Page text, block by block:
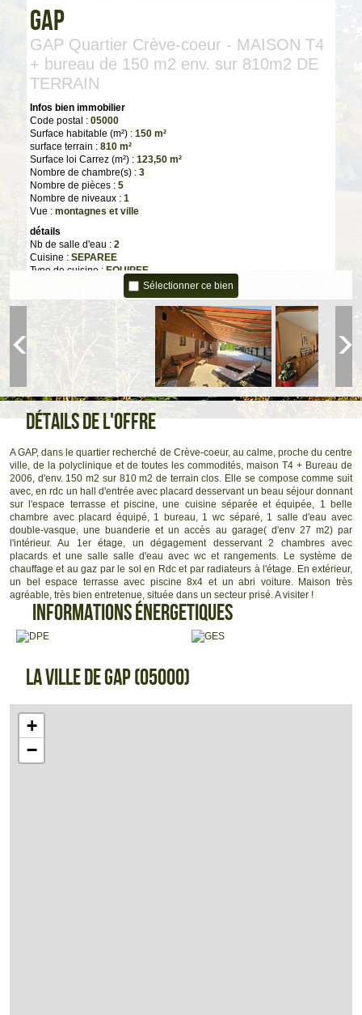
Gap
GAP Quartier Crève-coeur - MAISON T4
+ bureau de 150 m2 env. sur 810m2 DE
TERRAIN
Infos bien immobilier
Code postal :05000
Surface habitable (m²) :150 m²
surface terrain :810 m²
Surface loi Carrez (m²) :123,50 m²
Nombre de chambre(s) :3
Nombre de pièces :5
Nombre de niveaux :1
Vue :montagnes et ville
détails
Nb de salle d'eau :2
Cuisine :SEPAREE
Type de cuisine :EQUIPEE
Gaz, Gaz, Bois
Radiateur, Au sol, Poêle
Individuel, Individuel, Individuel
Nombre de garage :
Nombre de parking :
3
Exposition :
Année de construction :2006
Terrain piscinable :
OUI
Terrain arboré :OUI
Distribution d'eau :INDIVIDUEL
Energie d'eau :GAZ
Informations de copropriété
Copropriété :NON
Infos Financières
Prix de vente honoraires TTC inclus : 599 000 €
Prix de vente honoraires TTC exclus :575 961,52 €
Honoraires TTC à la charge acquéreur : 4 %
Taxe foncière annuelle :2 931 €
Réf: 2119
Sélectionner ce bien
Détails de l'offre
A GAP, dans le quartier recherché de Crève-coeur, au calme, proche du centre
ville, de la polyclinique et de toutes les commodités, maison T4 + Bureau de
2006, d'env. 150 m2 sur 810 m2 de terrain clos. Elle se compose comme suit
avec, en rdc un hall d'entrée avec placard desservant un beau séjour donnant
sur l'espace terrasse et piscine, une cuisine séparée et équipée, 1 belle
chambre avec placard équipé, 1 bureau, 1 wc séparé, 1 salle d'eau avec
double-vasque, une buanderie et un accès au garage( d'env 27 m2) par
l'intérieur. Au 1er étage, un dégagement desservant 2 chambres avec
placards et une salle salle d'eau avec wc et rangements. Le système de
chauffage et au gaz par le sol en Rdc et par radiateurs à l'étage. En extérieur,
un bel espace terrasse avec piscine 8x4 et un abri voiture. Maison très
agréable, très bien entretenue, située dans un secteur prisé. A visiter !
Informations énergetiques
La ville de Gap (05000)
+
−